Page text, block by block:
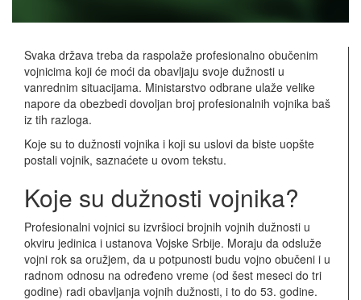
Svaka država treba da raspolaže profesionalno obučenim
vojnicima koji će moći da obavljaju svoje dužnosti u
vanrednim situacijama. Ministarstvo odbrane ulaže velike
napore da obezbedi dovoljan broj profesionalnih vojnika baš
iz tih razloga.
Koje su to dužnosti vojnika i koji su uslovi da biste uopšte
postali vojnik, saznaćete u ovom tekstu.
Koje su dužnosti vojnika?
Profesionalni vojnici su izvršioci brojnih vojnih dužnosti u
okviru jedinica i ustanova Vojske Srbije. Moraju da odsluže
vojni rok sa oružjem, da u potpunosti budu vojno obučeni i u
radnom odnosu na određeno vreme (od šest meseci do tri
godine) radi obavljanja vojnih dužnosti, i to do 53. godine.